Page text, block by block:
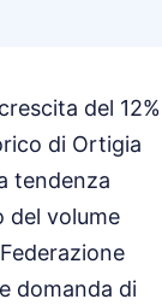
del 12%
di Ortigia
tendenza
del volume
domanda di